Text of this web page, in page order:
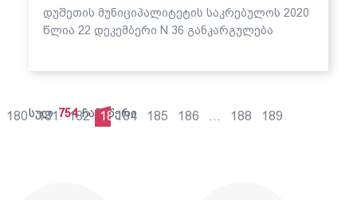
დუშეთის მუნიციპალიტეტის საკრებულოს 2020
წლია 22 დეკემბერი N 36 განკარგულება
სულ 754 ჩანაწერი
180 181 182 183184 185 186 ... 188 189